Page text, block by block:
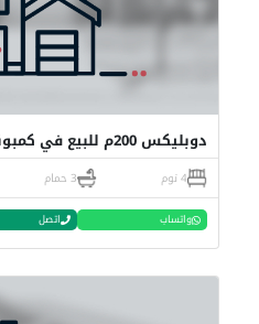
دوبليكس 200م للبيع في كمبوند بيلفا الشيخ زايد
4 نوم 3 حمام
واتساب اتصل